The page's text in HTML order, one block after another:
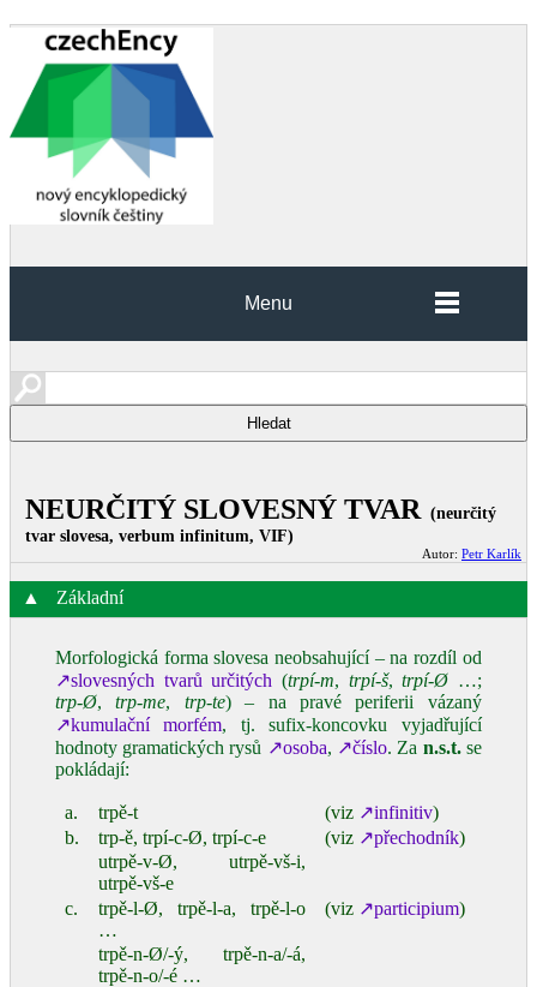
Menu
NEURČITÝ SLOVESNÝ TVAR (neurčitý
tvar slovesa, verbum infinitum, VIF)
Autor: Petr Karlík
▲ Základní
Morfologická forma slovesa neobsahující – na rozdíl od
↗slovesných tvarů určitých (trpí‑m, trpí‑š,trpí‑Ø …;
trp‑Ø,trp‑me, trp‑te) – na pravé periferii vázaný
↗kumulační morfém, tj. sufix‑koncovku vyjadřující
hodnoty gramatických rysů ↗osoba, ↗číslo. Za n.s.t.se
pokládají:
a. trpě‑t (viz ↗infinitiv)
b.
trp‑ě, trpí‑c‑Ø, trpí‑c‑e (viz ↗přechodník)
utrpě‑v‑Ø, utrpě‑vš‑i,
utrpě‑vš‑e
c.
trpě‑l‑Ø, trpě‑l‑a, trpě‑l‑o
…
(viz ↗participium)
trpě‑n‑Ø/‑ý, trpě‑n‑a/‑á,
trpě‑n‑o/‑é …